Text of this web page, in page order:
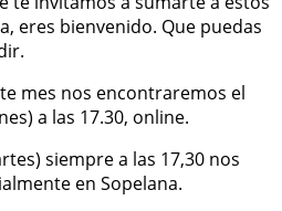
eres bienvenido. Que puedas
mes nos encontraremos el
a las 17.30, online.
siempre a las 17,30 nos
en Sopelana.